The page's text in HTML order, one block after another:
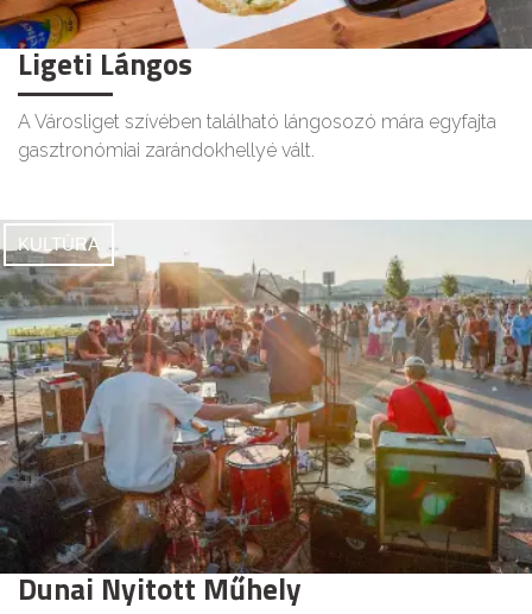
Ligeti Lángos
A Városliget szívében található lángosozó mára egyfajta
gasztronómiai zarándokhellyé vált.
KULTÚRA
Dunai Nyitott Műhely